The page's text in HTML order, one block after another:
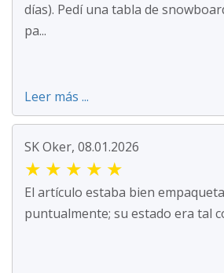
días). Pedí una tabla de
pa...
Leer más ...
SK Oker, 08.01.2026
★ ★ ★ ★ ★
El artículo estaba bien
puntualmente; su estado era tal